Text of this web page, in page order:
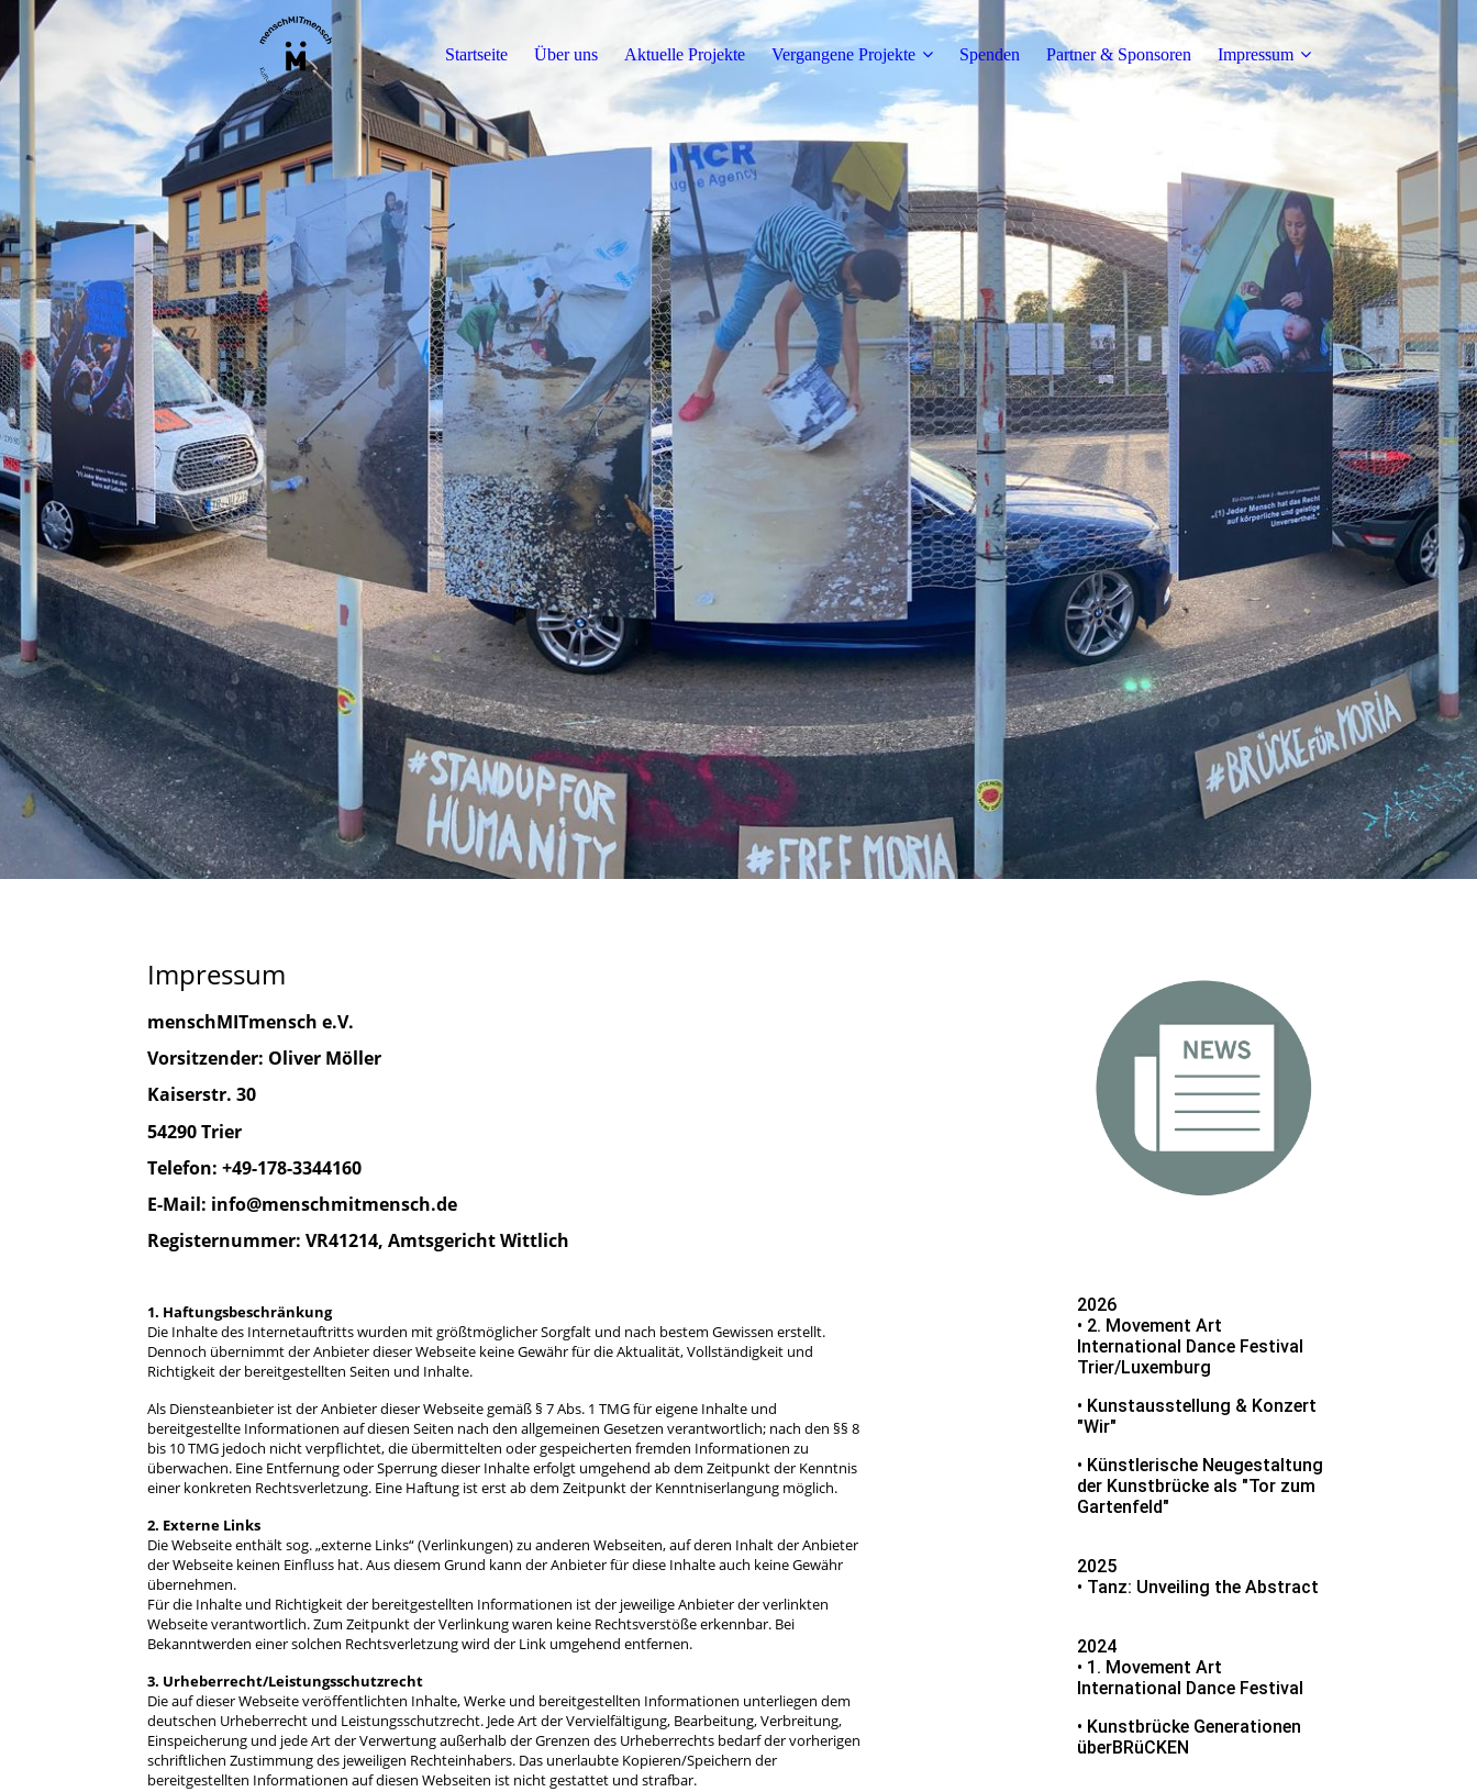
Startseite Über uns Aktuelle Projekte Vergangene Projekte Spenden Partner & Sponsoren Impressum
Impressum
menschMITmensch e.V.
Vorsitzender: Oliver Möller
Kaiserstr. 30
54290 Trier
Telefon: +49-178-3344160
E-Mail: info@menschmitmensch.de
Registernummer: VR41214, Amtsgericht Wittlich
1. Haftungsbeschränkung
Die Inhalte des Internetauftritts wurden mit größtmöglicher Sorgfalt und nach bestem Gewissen erstellt.
Dennoch übernimmt der Anbieter dieser Webseite keine Gewähr für die Aktualität, Vollständigkeit und
Richtigkeit der bereitgestellten Seiten und Inhalte.
Als Diensteanbieter ist der Anbieter dieser Webseite gemäß § 7 Abs. 1 TMG für eigene Inhalte und
bereitgestellte Informationen auf diesen Seiten nach den allgemeinen Gesetzen verantwortlich; nach den §§ 8
bis 10 TMG jedoch nicht verpflichtet, die übermittelten oder gespeicherten fremden Informationen zu
überwachen. Eine Entfernung oder Sperrung dieser Inhalte erfolgt umgehend ab dem Zeitpunkt der Kenntnis
einer konkreten Rechtsverletzung. Eine Haftung ist erst ab dem Zeitpunkt der Kenntniserlangung möglich.
2. Externe Links
Die Webseite enthält sog. „externe Links“ (Verlinkungen) zu anderen Webseiten, auf deren Inhalt der Anbieter
der Webseite keinen Einfluss hat. Aus diesem Grund kann der Anbieter für diese Inhalte auch keine Gewähr
übernehmen.
Für die Inhalte und Richtigkeit der bereitgestellten Informationen ist der jeweilige Anbieter der verlinkten
Webseite verantwortlich. Zum Zeitpunkt der Verlinkung waren keine Rechtsverstöße erkennbar. Bei
Bekanntwerden einer solchen Rechtsverletzung wird der Link umgehend entfernen.
3. Urheberrecht/Leistungsschutzrecht
Die auf dieser Webseite veröffentlichten Inhalte, Werke und bereitgestellten Informationen unterliegen dem
deutschen Urheberrecht und Leistungsschutzrecht. Jede Art der Vervielfältigung, Bearbeitung, Verbreitung,
Einspeicherung und jede Art der Verwertung außerhalb der Grenzen des Urheberrechts bedarf der vorherigen
schriftlichen Zustimmung des jeweiligen Rechteinhabers. Das unerlaubte Kopieren/Speichern der
bereitgestellten Informationen auf diesen Webseiten ist nicht gestattet und strafbar.
2026
• 2. Movement Art
International Dance Festival
Trier/Luxemburg
• Kunstausstellung & Konzert
"Wir"
• Künstlerische Neugestaltung
der Kunstbrücke als "Tor zum
Gartenfeld"
2025
• Tanz: Unveiling the Abstract
2024
• 1. Movement Art
International Dance Festival
• Kunstbrücke Generationen
überBRüCKEN